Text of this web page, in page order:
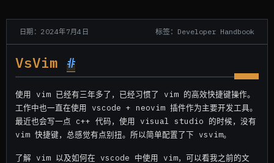
日期：2024年7月4日 标签：Developer Handbook
VsVim #
使用 vim 已经有三年多了，已经习惯了 vim 的高效快捷键操作。
工作中也一直在使用 vscode + neovim 插件作为主要开发工具。
最近也会写一点 c++ 代码，使用 visual studio 的时候，没有
vim 快捷键，总感觉有点别扭。所以简单配置了下 vsvim。
了解 vim 以及如何在 vscode 中使用 vim，可以看我之前的文